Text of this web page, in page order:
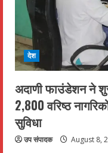
देश
अदाणी फाउंडेशन ने
2,800 वरिष्ठ
सुविधा
उप संपादक August 8,